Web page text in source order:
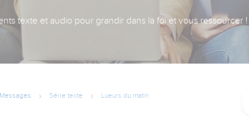
texte et audio pour grandir dans la foi et vous
Série texte Lueurs du matin